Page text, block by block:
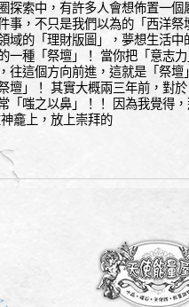
探索中，有許多人會想佈置一
事，不只是我們以為的「西洋
域的「理財版圖」，夢想生活
一種「祭壇」！ 當你把「意志
往這個方向前進，這就是「祭
壇」！ 其實大概兩三年前，對
「嗤之以鼻」！！ 因為我覺得
龕上，放上崇拜的